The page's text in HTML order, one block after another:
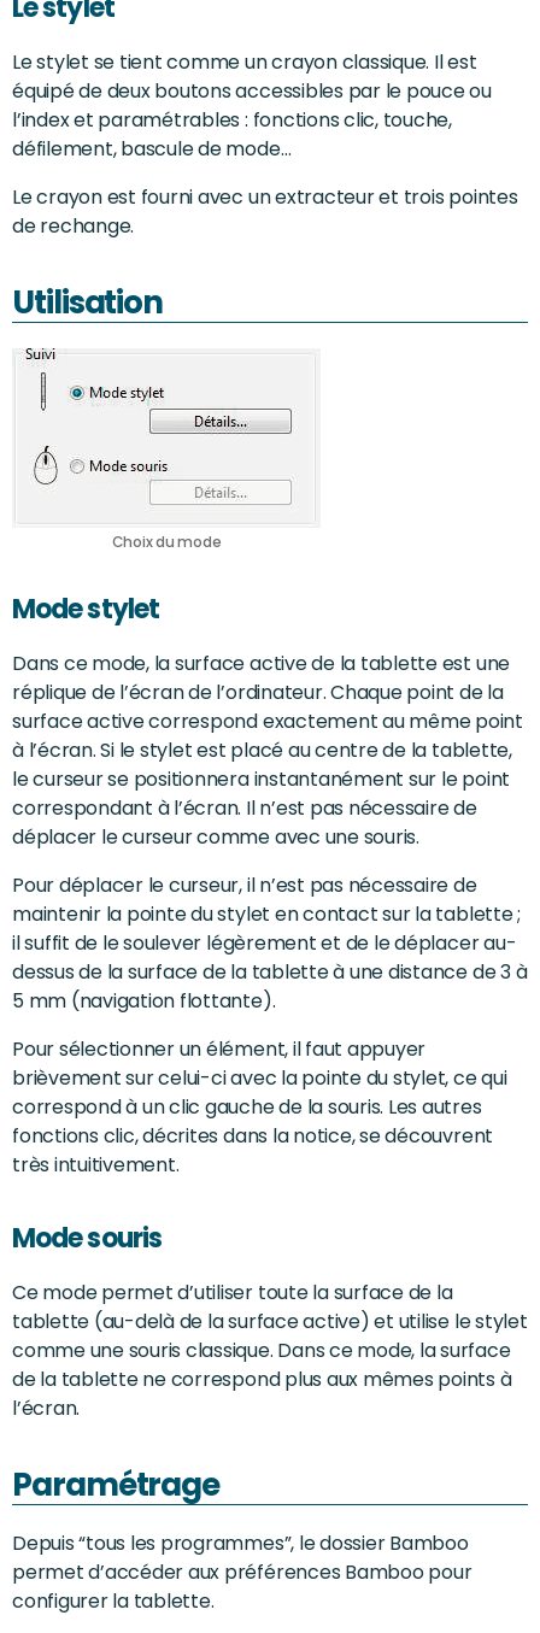
Le stylet
Le stylet se tient comme un crayon classique. Il est
équipé de deux boutons accessibles par le pouce ou
l’index et paramétrables : fonctions clic, touche,
défilement, bascule de mode…
Le crayon est fourni avec un extracteur et trois pointes
de rechange.
Utilisation
Choix du mode
Mode stylet
Dans ce mode, la surface active de la tablette est une
réplique de l’écran de l’ordinateur. Chaque point de la
surface active correspond exactement au même point
à l’écran. Si le stylet est placé au centre de la tablette,
le curseur se positionnera instantanément sur le point
correspondant à l’écran. Il n’est pas nécessaire de
déplacer le curseur comme avec une souris.
Pour déplacer le curseur, il n’est pas nécessaire de
maintenir la pointe du stylet en contact sur la tablette ;
il suffit de le soulever légèrement et de le déplacer au-
dessus de la surface de la tablette à une distance de 3 à
5 mm (navigation flottante).
Pour sélectionner un élément, il faut appuyer
brièvement sur celui-ci avec la pointe du stylet, ce qui
correspond à un clic gauche de la souris. Les autres
fonctions clic, décrites dans la notice, se découvrent
très intuitivement.
Mode souris
Ce mode permet d’utiliser toute la surface de la
tablette (au-delà de la surface active) et utilise le stylet
comme une souris classique. Dans ce mode, la surface
de la tablette ne correspond plus aux mêmes points à
l’écran.
Paramétrage
Depuis “tous les programmes”, le dossier Bamboo
permet d’accéder aux préférences Bamboo pour
configurer la tablette.